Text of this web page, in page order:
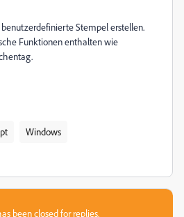
Stempel erstellen.
Funktionen enthalten wie
Windows
been closed for replies.